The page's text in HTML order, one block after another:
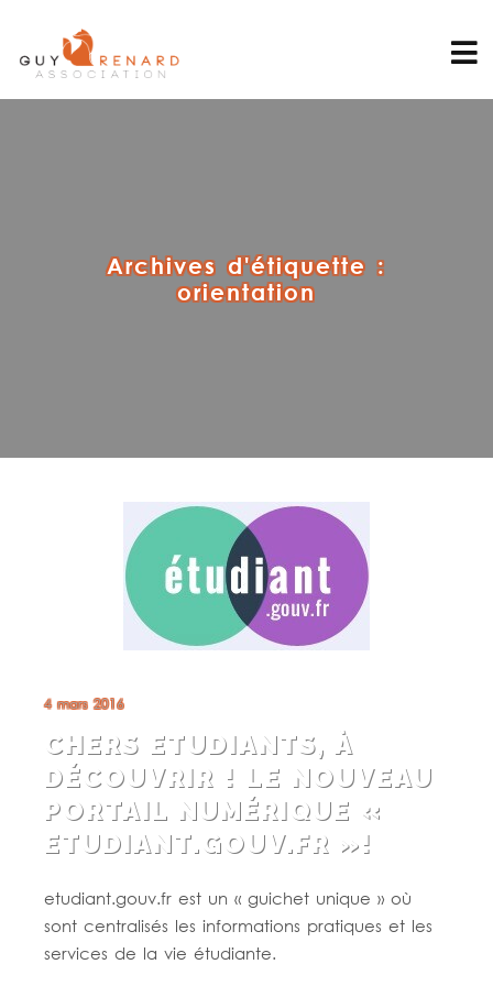
Archives d'étiquette :
orientation
4 mars 2016
CHERS ETUDIANTS, À
DÉCOUVRIR ! LE NOUVEAU
PORTAIL NUMÉRIQUE «
ETUDIANT.GOUV.FR »!
etudiant.gouv.fr est un « guichet unique » où
sont centralisés les informations pratiques et les
services de la vie étudiante.